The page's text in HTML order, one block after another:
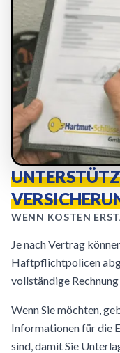
WENN KOSTEN
Je nach Vertrag
Haftpflichtpolicen
vollständige
Wenn Sie möchten,
Informationen für die
sind, damit Sie